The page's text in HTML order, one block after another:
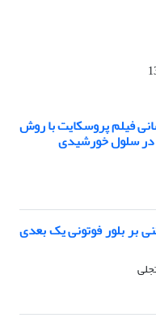
فیلم پروسکایت با روش
در سلول خورشیدی
بر بلور فوتونی یک بعدی